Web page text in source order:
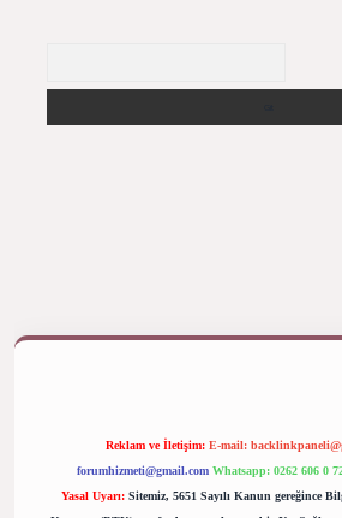
Reklam ve İletişim: E-mail:
forumhizmeti@gmail.com Whatsapp: 0262 606 0
Yasal Uyarı: Sitemiz, 5651 Sayılı Kanun gereğince